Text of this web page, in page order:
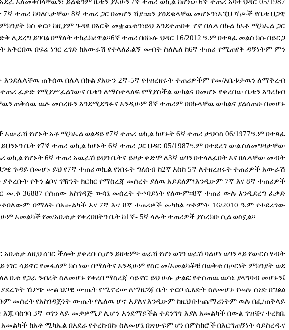
አለመቀበላቸዉን፣ ይልቁንም ቤቱን ያአሁን 7ኛ ተጠሪ ወኪል ከሆነው 6ኛ ተጠሪ አባት ህዳር 05/1987
7ኛ ተጠሪ ከባለቤታቸው 8ኛ ተጠሪ ጋር በመሆን ሽያጩን ያፀደቁላቸዉ መሆኑን፣እኚህ ሻጮች የቤቱ ህጋዊ
ምክንያት ክስ ቀርቦ ከዚያም ጉዳዩ በእርቅ መቋጨቱን፣ይህ እንደተጠበቀ ሆኖ በሌላ በኩል ከአቶ ሚካኤል ጋር
ሊደረግ ይገባልበማለትተከራክረዋል፡፡6ኛ ተጠሪ በበኩሉ ህዳር 16/2012 ዓ.ም በተጻፈ መልስ ክሱበይርጋ
አቅርበዉ በፍሬ ነገር ረገድ ከአውራሽ የተላለፈልኝ መብት ስለሌለ ከ6ኛ ተጠሪ የሚጠየቅ ዳኝነትም ምን
እንደሌላቸዉ ጠቅሰዉ በሌላ በኩል ያአሁን 2ኛ-5ኛ የተዘረዘሩት ተጠሪዎችም የመ/አቤቱታዉን ለማቅረብ
ተጠሪ ፈቃድ የሚያሥፈልገውና ቤቱን ለማስተላለፍ የማያስችል ውክልና በመሆኑ የቀረበው ቤቱን እንረከብ
ጠቅሰዉ ዉሉ መሰረዙን እንደሚደግፉና እንዲሁም 8ኛ ተጠሪም በበኩላቸዉ ውክልና ያልሰጠሁ በመሆኑ
አውራሽ የሆኑትአቶ ሚካኤል ወልዳይ የ7ኛ ተጠሪ ወኪል ከሆኑት 6ኛ ተጠሪ ታህሳስ 06/1977ዓ.ምበተጻፈ
ይህንኑን ቤት የ7ኛ ተጠሪ ወኪል ከሆኑት 6ኛ ተጠሪ ጋር ህዳር 05/1987ዓ.ም በተደረገ ውል ስለመግዛታቸው
ወኪል የሆኑት 6ኛ ተጠሪ አዉራሽ ይህን ቤትና ይዞታ ቀድሞ ለ3ኛ ወገን በተላለፈበት እና በሌላቸው መብት
ጉዳይ በመሆኑ ይህ የ7ኛ ተጠሪ ወኪል የነበሩት ግለሰብ ከ2ኛ እስከ 5ኛ ለተዘረዘሩት ተጠሪዎች አውራሽ
ያቀረቡት የቅን ልቦና ገዥነት ክርክር የማስረጃ መሰረት ያለዉ አይደለም፤እንዲሁም 7ኛ እና 8ኛ ተጠሪዎች
መ.ቁ 36887 በሰጠው አስገዳጅ ውሳኔ መሰረት ተቀባይነት የለውም፡፡8ኛ ተጠሪ ውሉ እንዲደረግ ፈቃድ
በማለት በአመልካች እና 7ኛ እና 8ኛ ተጠሪዎች መካከል ጥቅምት 16/2010 ዓ.ም የተደረገው
አመልካችየመ/አቤቱታየቀረበበትንቤት ከ1 ኛ- 5ኛ ላሉትተጠሪዎች ያስረክቡሲል ወስኗል፡፡
አቤቱታለዚህሰበር ችሎት ያቀረቡሲሆን ይዘቱም፦ ወራሽ የሆነ ወገን ወራሽ ባልሆነ ወገንላይየውርስ ሃብት
ነገር ሳይኖር የመፋለም ክስ ነው በማለትና እንዲሁም የስር መ/አመልካቾቹ በወቅቱ በጦርነት ምክንያት ወደ
ቤቱ የጋራ ንብረት ስለመሆኑ የቀረበ ማስረጃ ሳይኖር ይህ ሁሉ ታልፎ የተሰጠዉ ዉሳኔ ያላግባብ መሆኑን፤
ያደረጉት ሽያጭ ውል ህጋዊ ውጤት የሚኖረው ለማዘጋጃ ቤት ቀርቦ ሲጸድቅ ስለመሆኑ የዉሉ ሰነድ በግልፅ
መሰረት የአስገዳጅነት ውጤት የሌለዉ ሆኖ እያለና እንዲሁም ከዚህ በተጨማሪነትም ዉሉ በፌ/ጠቅላይ
እጁ ባስገባ 3ኛ ወገን ላይ መቃዎሚያ ሊሆን እንደማይችል ተደንግጎ እያለ አመልካች በውል ገዝቼና ተረክቤ
አመልካች ከአቶ ሚካኤል በአደራ የተረከብኩ ስለመሆኔ በጽሁፍም ሆነ በምስክሮች በእርግጠኝነት ሳይስረዱና